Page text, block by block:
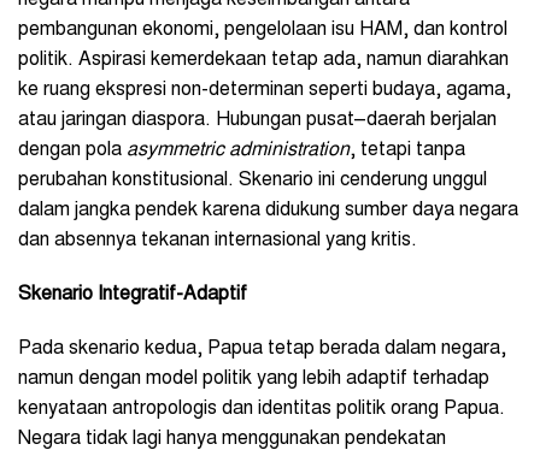
pembangunan ekonomi, pengelolaan isu HAM, dan kontrol
politik. Aspirasi kemerdekaan tetap ada, namun diarahkan
ke ruang ekspresi non-determinan seperti budaya, agama,
atau jaringan diaspora. Hubungan pusat–daerah berjalan
dengan pola asymmetric administration, tetapi tanpa
perubahan konstitusional. Skenario ini cenderung unggul
dalam jangka pendek karena didukung sumber daya negara
dan absennya tekanan internasional yang kritis.
Skenario Integratif-Adaptif
Pada skenario kedua, Papua tetap berada dalam negara,
namun dengan model politik yang lebih adaptif terhadap
kenyataan antropologis dan identitas politik orang Papua.
Negara tidak lagi hanya menggunakan pendekatan